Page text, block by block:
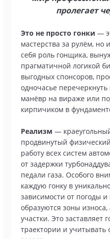
пролегает
Это не просто гонки —
мастерства за рулём, но
себя роль гонщика,
прагматичной логикой
выгодных спонсоров,
одночасье
манёвр на вираже или
кирпичиком в
Реализм —
продвинутый
работу всех систем
от задержки
педали газа. Особого
каждую гонку в
зависимости от погоды
образуются зоны
участки. Это заставляет
траектории и